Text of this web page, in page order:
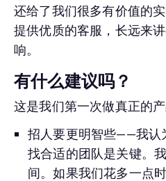
还给了我们很多有价值的
提供优质的客服，长远来
响。
有什么建议吗？
这是我们第一次做真正的
招人要更明智些——我认
找合适的团队是关键。
间。如果我们花多一点